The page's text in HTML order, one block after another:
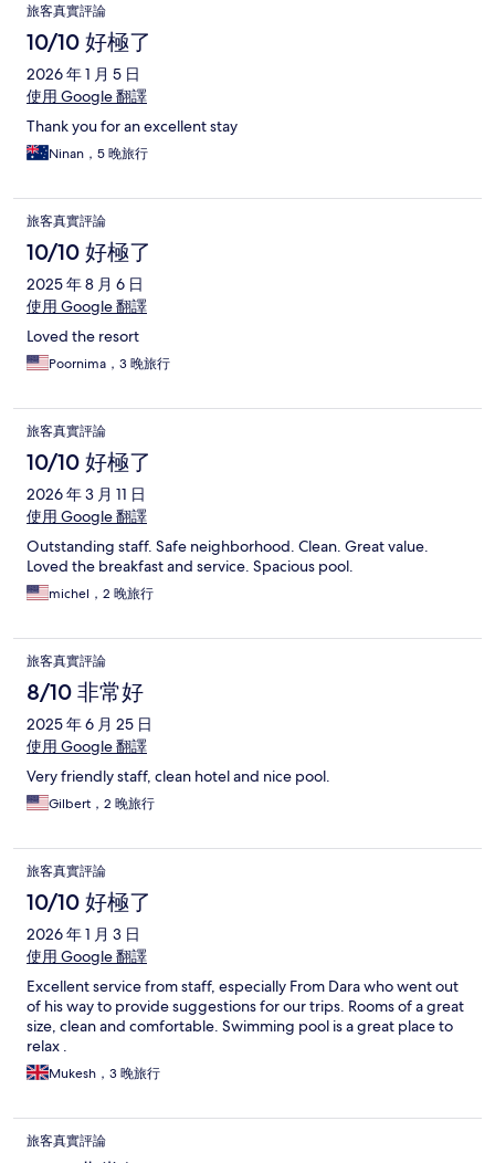
旅客真實評論
10/10 好極了
2026 年 1 月 5 日
使用 Google 翻譯
Thank you for an excellent stay
Ninan，5 晚旅行
旅客真實評論
10/10 好極了
2025 年 8 月 6 日
使用 Google 翻譯
Loved the resort
Poornima，3 晚旅行
旅客真實評論
10/10 好極了
2026 年 3 月 11 日
使用 Google 翻譯
Outstanding staff. Safe neighborhood. Clean. Great value.
Loved the breakfast and service. Spacious pool.
michel，2 晚旅行
旅客真實評論
8/10 非常好
2025 年 6 月 25 日
使用 Google 翻譯
Very friendly staff, clean hotel and nice pool.
Gilbert，2 晚旅行
旅客真實評論
10/10 好極了
2026 年 1 月 3 日
使用 Google 翻譯
Excellent service from staff, especially From Dara who went out
of his way to provide suggestions for our trips. Rooms of a great
size, clean and comfortable. Swimming pool is a great place to
relax .
Mukesh，3 晚旅行
旅客真實評論